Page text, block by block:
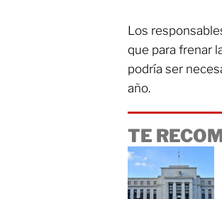
Los
que para frenar
podría ser
año.
TE